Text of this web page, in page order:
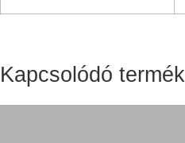
Kapcsolódó termék